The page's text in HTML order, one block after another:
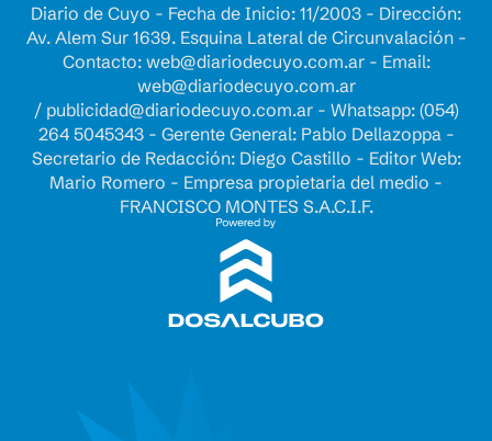
Diario de Cuyo - Fecha de Inicio: 11/2003 - Dirección:
Av. Alem Sur 1639. Esquina Lateral de Circunvalación -
Contacto: web@diariodecuyo.com.ar- Email:
web@diariodecuyo.com.ar
/ publicidad@diariodecuyo.com.ar- Whatsapp: (054)
264 5045343 - Gerente General: Pablo Dellazoppa -
Secretario de Redacción: Diego Castillo - Editor Web:
Mario Romero - Empresa propietaria del medio -
FRANCISCO MONTES S.A.C.I.F.